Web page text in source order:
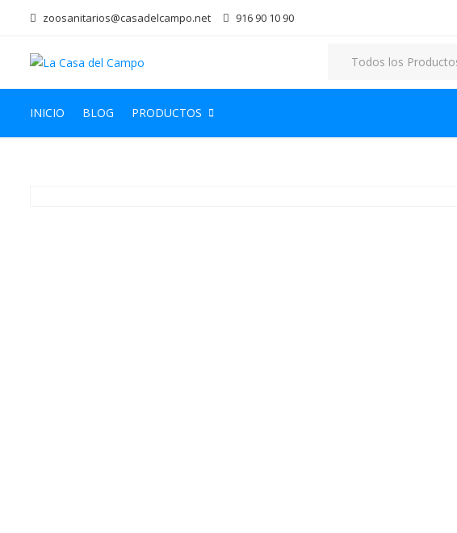
zoosanitarios@casadelcampo.net 916 90 10 90
INICIO BLOG PRODUCTOS